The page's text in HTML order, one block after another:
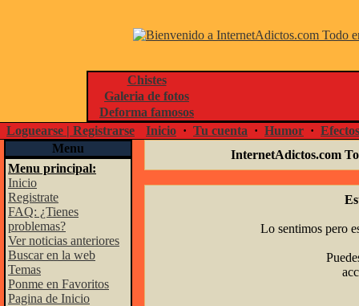
Chistes
Galeria de fotos
Deforma famosos
Loguearse | Registrarse
Inicio · Tu cuenta · Humor ·
Menu
Menu principal:
Inicio
Registrate
FAQ: ¿Tienes
problemas?
Ver noticias anteriores
Buscar en la web
Temas
Ponme en Favoritos
Pagina de Inicio
InternetAdictos.com
Lo sentimos pero